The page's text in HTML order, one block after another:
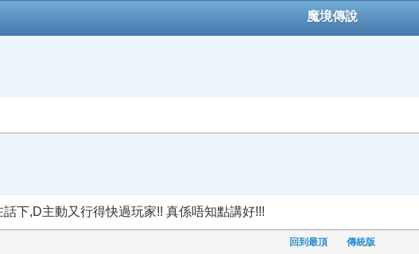
魔境傳說
下,D主動又行得快過玩家!! 真係唔知點講好!!!
回到最頂 傳統版